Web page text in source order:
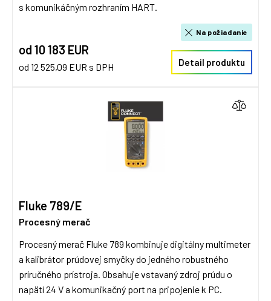
s komunikáčným rozhraním HART.
od 10 183 EUR
od 12 525,09 EUR s DPH
Na požiadanie
Detail produktu
Fluke 789/E
Procesný merač
Procesný merač Fluke 789 kombinuje digitálny multimeter
a kalibrátor prúdovej smyčky do jedného robustného
príručného prístroja. Obsahuje vstavaný zdroj prúdu o
napätí 24 V a komunikačný port na pripojenie k PC.